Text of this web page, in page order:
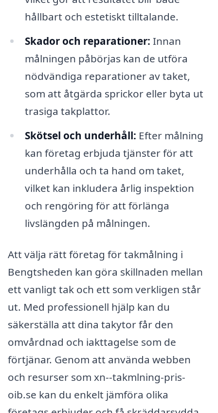
hållbart och estetiskt tilltalande.
Skador och reparationer: Innan
målningen påbörjas kan de utföra
nödvändiga reparationer av taket,
som att åtgärda sprickor eller byta ut
trasiga takplattor.
Skötsel och underhåll: Efter målning
kan företag erbjuda tjänster för att
underhålla och ta hand om taket,
vilket kan inkludera årlig inspektion
och rengöring för att förlänga
livslängden på målningen.
Att välja rätt företag för takmålning i
Bengtsheden kan göra skillnaden mellan
ett vanligt tak och ett som verkligen står
ut. Med professionell hjälp kan du
säkerställa att dina takytor får den
omvårdnad och iakttagelse som de
förtjänar. Genom att använda webben
och resurser som xn--takmlning-pris-
oib.se kan du enkelt jämföra olika